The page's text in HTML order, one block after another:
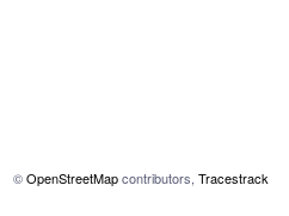
©OpenStreetMapcontributors, Tracestrack